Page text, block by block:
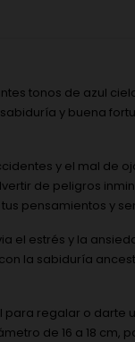
tonos de azul
y buena
y el mal de
de peligros
pensamientos y
el estrés y la
la sabiduría
regalar o darte
de 16 a 18